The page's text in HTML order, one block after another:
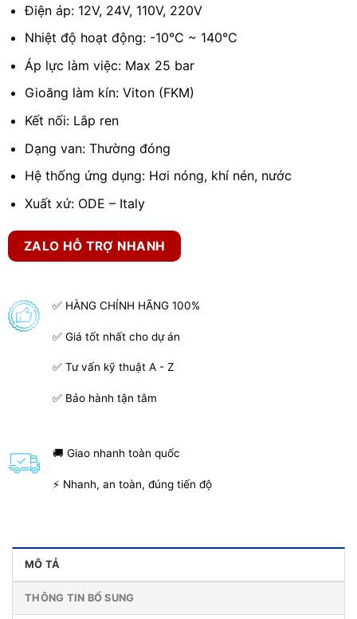
Điện áp: 12V, 24V, 110V, 220V
Nhiệt độ hoạt động: -10°C ~ 140°C
Áp lực làm việc: Max 25 bar
Gioăng làm kín: Viton (FKM)
Kết nối: Lắp ren
Dạng van: Thường đóng
Hệ thống ứng dụng: Hơi nóng, khí nén, nước
Xuất xứ: ODE – Italy
ZALO HỖ TRỢ NHANH
✅ HÀNG CHÍNH HÃNG 100%
✅ Giá tốt nhất cho dự án
✅ Tư vấn kỹ thuật A - Z
✅ Bảo hành tận tâm
🚚 Giao nhanh toàn quốc
⚡ Nhanh, an toàn, đúng tiến độ
MÔ TẢ
THÔNG TIN BỔ SUNG